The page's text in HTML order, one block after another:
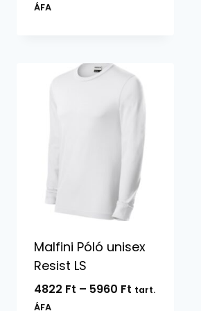
ÁFA
Malfini Póló unisex
Resist LS
4822 Ft – 5960 FtÁrtartomány:
tart.
ÁFA